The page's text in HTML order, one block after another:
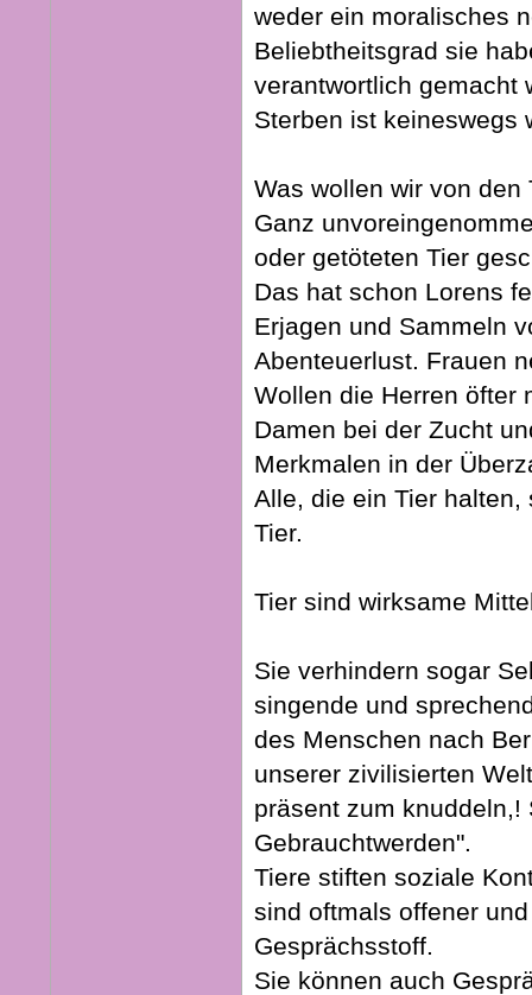
weder ein moralisches
Beliebtheitsgrad sie
verantwortlich gemacht
Sterben ist keineswegs
Was wollen wir von
Ganz
oder getöteten Tier
Das hat schon Lorens
Erjagen und Sammeln
Abenteuerlust. Frauen
Wollen die Herren öfter
Damen bei der Zucht
Merkmalen in der
Alle, die ein Tier
Tier.
Tier sind wirksame
Sie verhindern sogar
singende und
des Menschen nach
unserer zivilisierten
präsent zum
Gebrauchtwerden".
Tiere stiften soziale
sind oftmals offener
Gesprächsstoff.
Sie können auch